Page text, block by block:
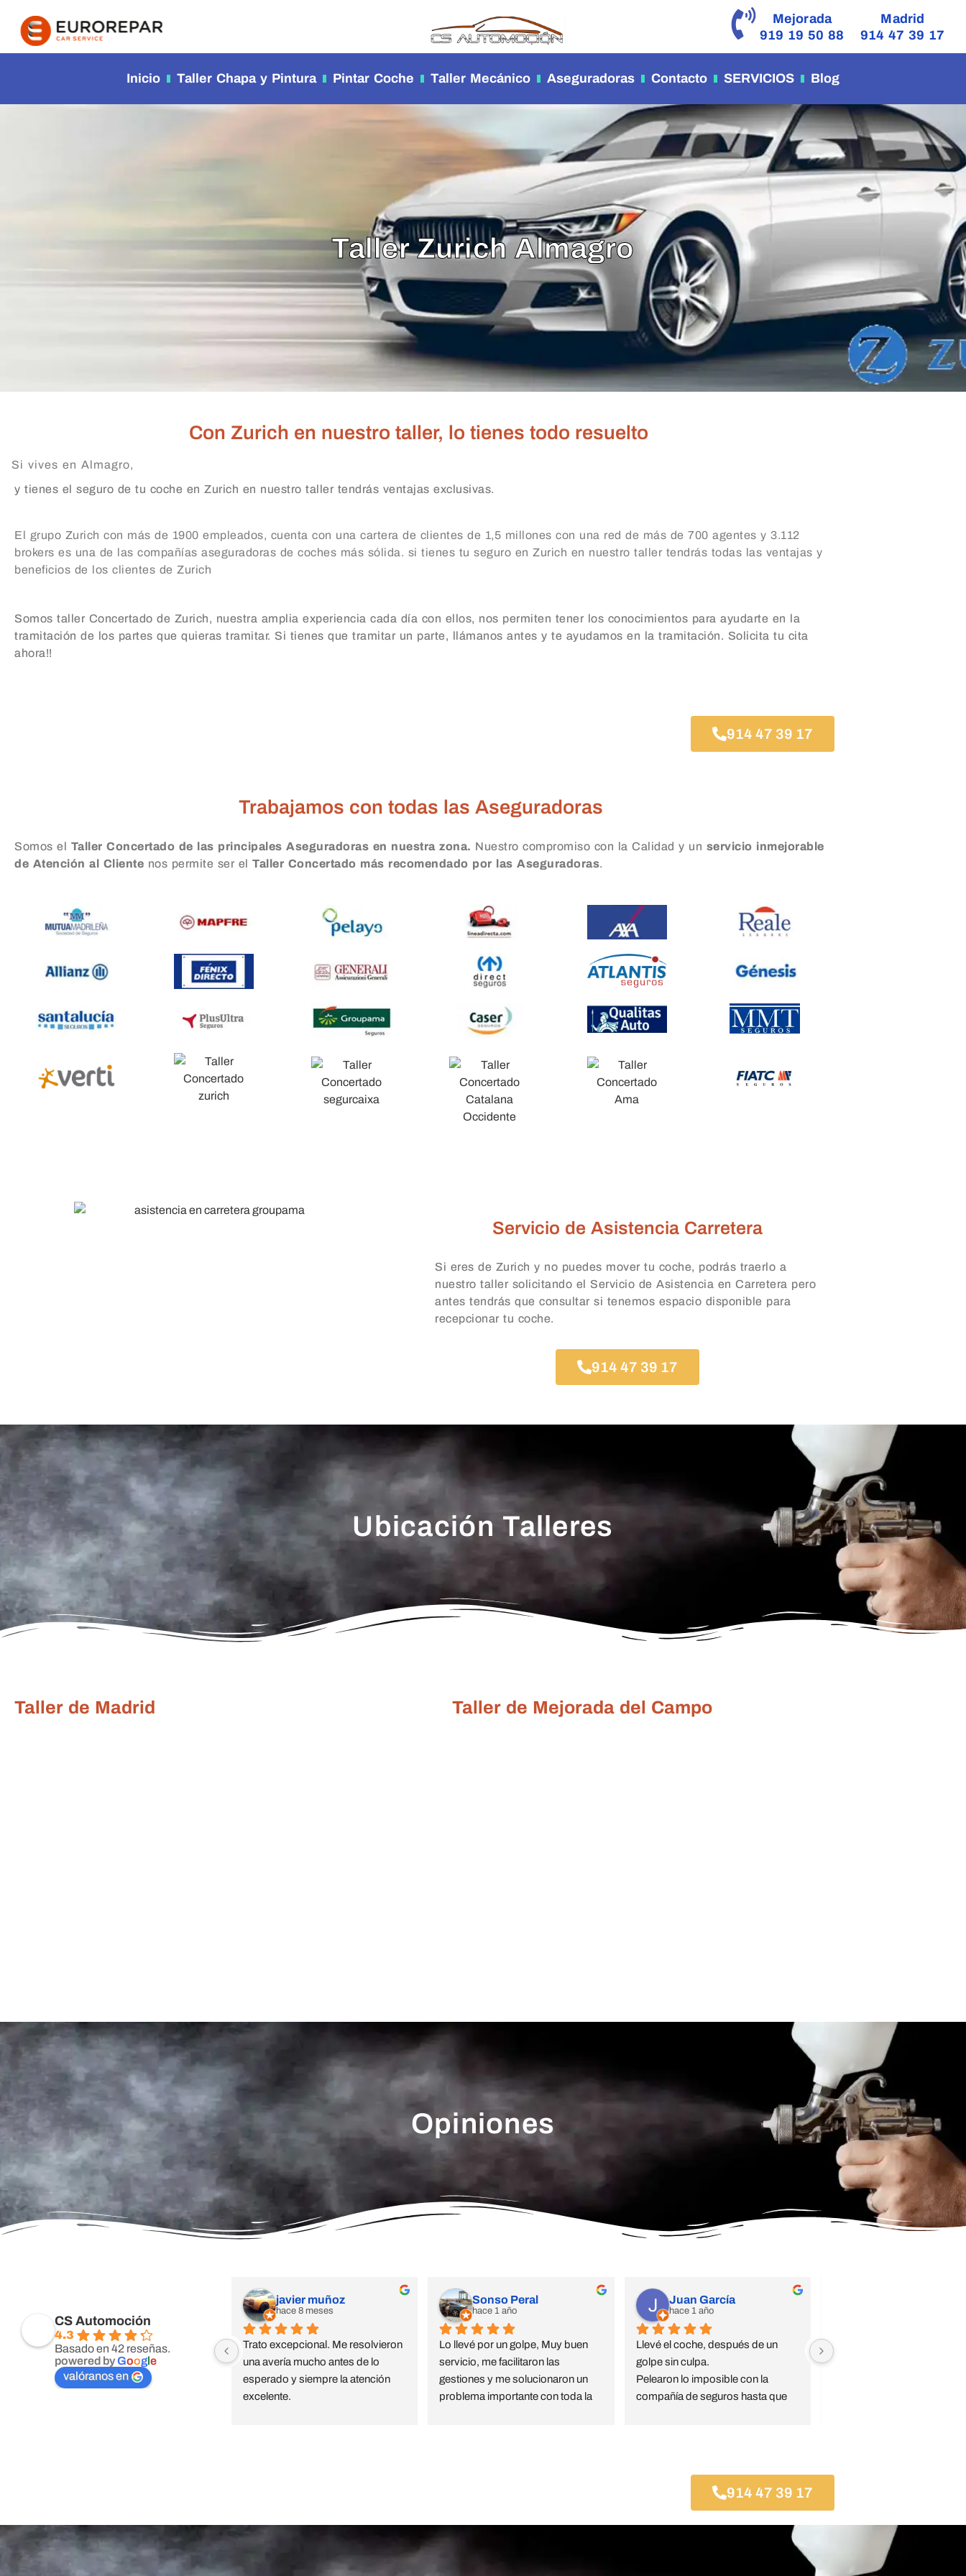
Mejorada
919 19 50 88
Madrid
914 47 39 17
Inicio Taller Chapa y Pintura Pintar Coche Taller Mecánico Aseguradoras Contacto SERVICIOS Blog
Taller Zurich Almagro
Con Zurich en nuestro taller, lo tienes todo resuelto
Si vives en Almagro,
y tienes el seguro de tu coche en Zurich en nuestro taller tendrás ventajas exclusivas.
El grupo Zurich con más de 1900 empleados, cuenta con una cartera de clientes de 1,5 millones con una red de más de 700 agentes y 3.112
brokers es una de las compañías aseguradoras de coches más sólida. si tienes tu seguro en Zurich en nuestro taller tendrás todas las ventajas y
beneficios de los clientes de Zurich
Somos taller Concertado de Zurich, nuestra amplia experiencia cada día con ellos, nos permiten tener los conocimientos para ayudarte en la
tramitación de los partes que quieras tramitar. Si tienes que tramitar un parte, llámanos antes y te ayudamos en la tramitación. Solicita tu cita
ahora!!
914 47 39 17
Trabajamos con todas las Aseguradoras
Somos el Taller Concertado de las principales Aseguradoras en nuestra zona. Nuestro compromiso con la Calidad y un servicio inmejorable
de Atención al Cliente nos permite ser el Taller Concertado más recomendado por las Aseguradoras.
Servicio de Asistencia Carretera
Si eres de Zurich y no puedes mover tu coche, podrás traerlo a
nuestro taller solicitando el Servicio de Asistencia en Carretera pero
antes tendrás que consultar si tenemos espacio disponible para
recepcionar tu coche.
914 47 39 17
Ubicación Talleres
Taller de Madrid Taller de Mejorada del Campo
Opiniones
CS Automoción
4.3
Basado en 42 reseñas.
powered byGoogle
valóranos en
javier muñoz
hace 8 meses
Trato excepcional. Me resolvieron
una avería mucho antes de lo
esperado y siempre la atención
excelente.
Sonso Peral
hace 1 año
Lo llevé por un golpe, Muy buen
servicio, me facilitaron las
gestiones y me solucionaron un
problema importante con toda la
Juan García
hace 1 año
Llevé el coche, después de un
golpe sin culpa.
Pelearon lo imposible con la
compañía de seguros hasta que
Confianza ciega, trato
914 47 39 17